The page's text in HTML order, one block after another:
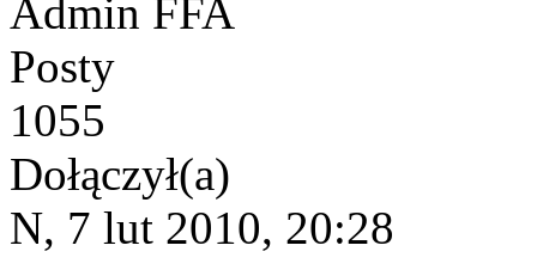
Admin FFA
Posty
1055
Dołączył(a)
N, 7 lut 2010, 20:28